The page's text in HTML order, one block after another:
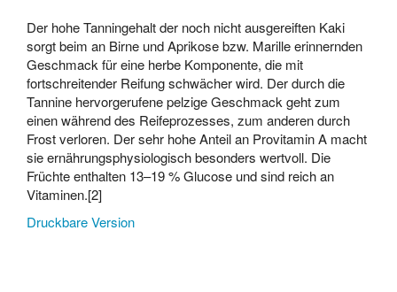
Der hohe Tanningehalt der noch nicht ausgereiften Kaki
sorgt beim an Birne und Aprikose bzw. Marille erinnernden
Geschmack für eine herbe Komponente, die mit
fortschreitender Reifung schwächer wird. Der durch die
Tannine hervorgerufene pelzige Geschmack geht zum
einen während des Reifeprozesses, zum anderen durch
Frost verloren. Der sehr hohe Anteil an Provitamin A macht
sie ernährungsphysiologisch besonders wertvoll. Die
Früchte enthalten 13–19 % Glucose und sind reich an
Vitaminen.[2]
Druckbare Version